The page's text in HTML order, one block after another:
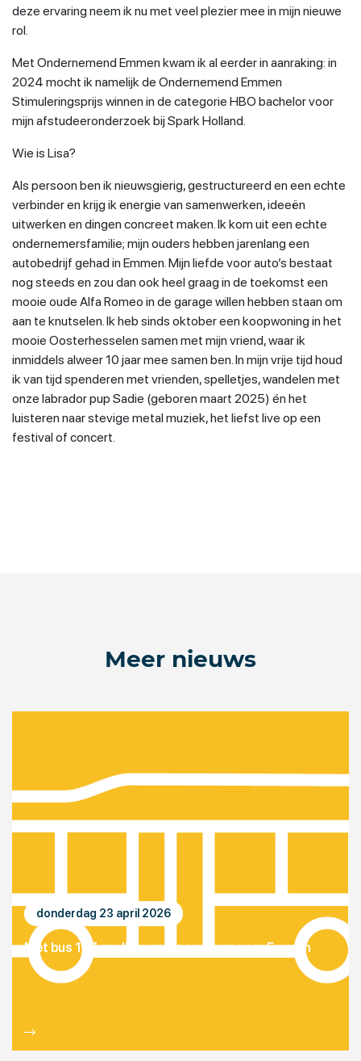
deze ervaring neem ik nu met veel plezier mee in mijn nieuwe
rol.
Met Ondernemend Emmen kwam ik al eerder in aanraking: in
2024 mocht ik namelijk de Ondernemend Emmen
Stimuleringsprijs winnen in de categorie HBO bachelor voor
mijn afstudeeronderzoek bij Spark Holland.
Wie is Lisa?
Als persoon ben ik nieuwsgierig, gestructureerd en een echte
verbinder en krijg ik energie van samenwerken, ideeën
uitwerken en dingen concreet maken. Ik kom uit een echte
ondernemersfamilie; mijn ouders hebben jarenlang een
autobedrijf gehad in Emmen. Mijn liefde voor auto’s bestaat
nog steeds en zou dan ook heel graag in de toekomst een
mooie oude Alfa Romeo in de garage willen hebben staan om
aan te knutselen. Ik heb sinds oktober een koopwoning in het
mooie Oosterhesselen samen met mijn vriend, waar ik
inmiddels alweer 10 jaar mee samen ben. In mijn vrije tijd houd
ik van tijd spenderen met vrienden, spelletjes, wandelen met
onze labrador pup Sadie (geboren maart 2025) én het
luisteren naar stevige metal muziek, het liefst live op een
festival of concert.
Meer nieuws
donderdag 23 april 2026
Met bus 127 sneller van Hoogeveen naar Emmen